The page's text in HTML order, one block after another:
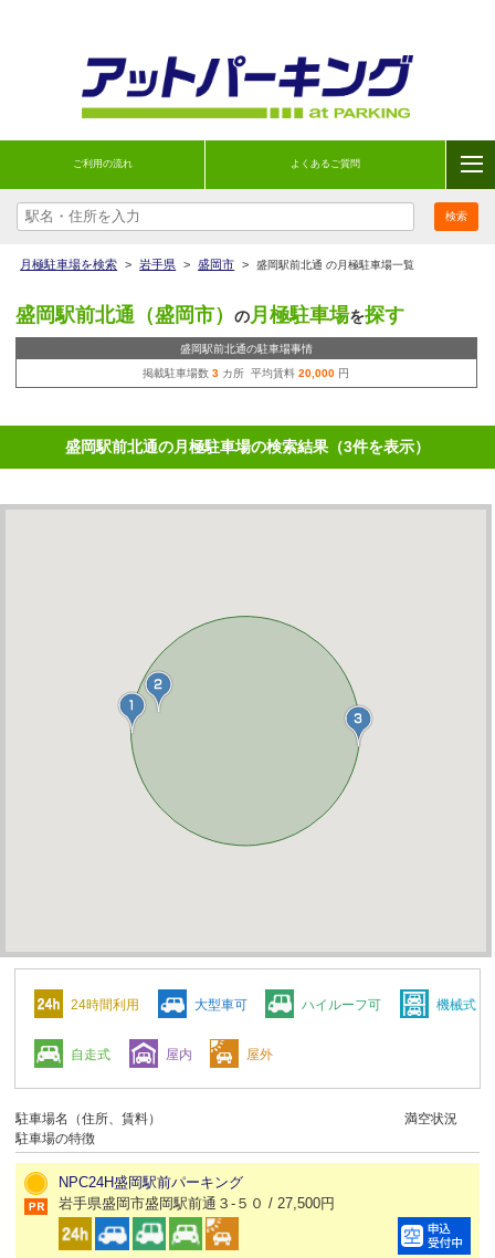
ご利用の流れ よくあるご質問
月極駐車場を検索 > 岩手県 > 盛岡市 > 盛岡駅前北通 の月極駐車場一覧
盛岡駅前北通（盛岡市） の月極駐車場を探す
盛岡駅前北通の駐車場事情
掲載駐車場数3 カ所 平均賃料20,000 円
盛岡駅前北通の月極駐車場の検索結果（3件を表示）
24時間利用 大型車可 ハイルーフ可 機械式
自走式 屋内 屋外
駐車場名（住所、賃料）
駐車場の特徴
満空状況
NPC24H盛岡駅前パーキング
岩手県盛岡市盛岡駅前通３-５０ / 27,500円